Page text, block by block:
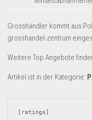
B2B Produkte
Amazon
Aldi
Kostenlos verkaufen
Grosshändler kommt aus
grosshandel-zentrum
Weitere Top Angebote
Artikel ist in der Kategorie:
[ratings]